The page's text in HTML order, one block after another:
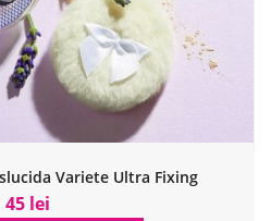
Variete Ultra Fixing
45 lei